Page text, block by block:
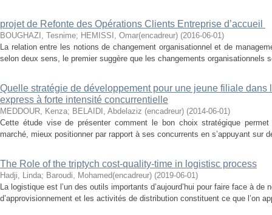
projet de Refonte des Opérations Clients Entreprise d’accueil
BOUGHAZI, Tesnime; HEMISSI, Omar(encadreur) (2016-06-01)
La relation entre les notions de changement organisationnel et de
selon deux sens, le premier suggère que les changements organisationnels
Quelle stratégie de développement pour une jeune filiale dans
express à forte intensité concurrentielle
MEDDOUR, Kenza; BELAIDI, Abdelaziz (encadreur) (2014-06-01)
Cette étude vise de présenter comment le bon choix stratégique permet
marché, mieux positionner par rapport à ses concurrents en s’appuyant sur
The Role of the triptych cost-quality-time in logistisc process
Hadji, Linda; Baroudi, Mohamed(encadreur) (2019-06-01)
La logistique est l’un des outils importants d’aujourd’hui pour faire face à
d’approvisionnement et les activités de distribution constituent ce que l’on